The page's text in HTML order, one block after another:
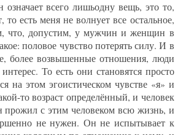
всего лишьодну вещь, это то,
есть меня не волнует все остальное,
что, допустим, у мужчин и женщин в
половое чувство потерять силу. И в
более возвышенные отношения, люди
То есть они становятся просто
на этом эгоистическом чувстве «я» и
то возраст определённый, и человек
прожил с этим человеком всю жизнь, и
не нужен. Он не испытывает к